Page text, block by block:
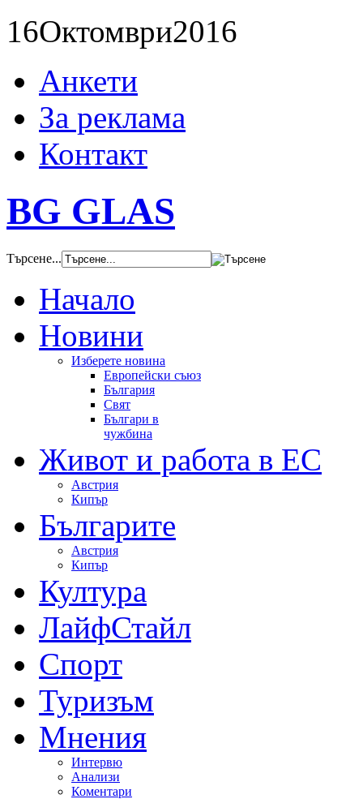
16Октомври2016
Анкети
За реклама
Контакт
BG GLAS
Търсене...
Начало
Новини
Изберете новина
Европейски съюз
България
Свят
Българи в
чужбина
Живот и работа в ЕС
Австрия
Кипър
Българите
Австрия
Кипър
Култура
ЛайфСтайл
Спорт
Туризъм
Мнения
Интервю
Анализи
Коментари